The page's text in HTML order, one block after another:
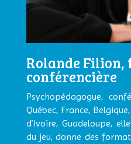
Rolande
conférencière
Psychopédagogue,
Québec, France,
d’Ivoire, Guadeloupe,
du jeu, donne des